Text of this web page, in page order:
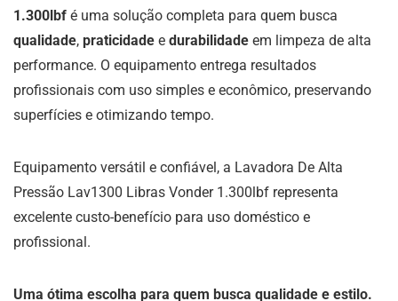
1.300lbf é uma solução completa para quem busca
qualidade, praticidade e durabilidade em limpeza de alta
performance. O equipamento entrega resultados
profissionais com uso simples e econômico, preservando
superfícies e otimizando tempo.
Equipamento versátil e confiável, a Lavadora De Alta
Pressão Lav1300 Libras Vonder 1.300lbf representa
excelente custo-benefício para uso doméstico e
profissional.
Uma ótima escolha para quem busca qualidade e estilo.